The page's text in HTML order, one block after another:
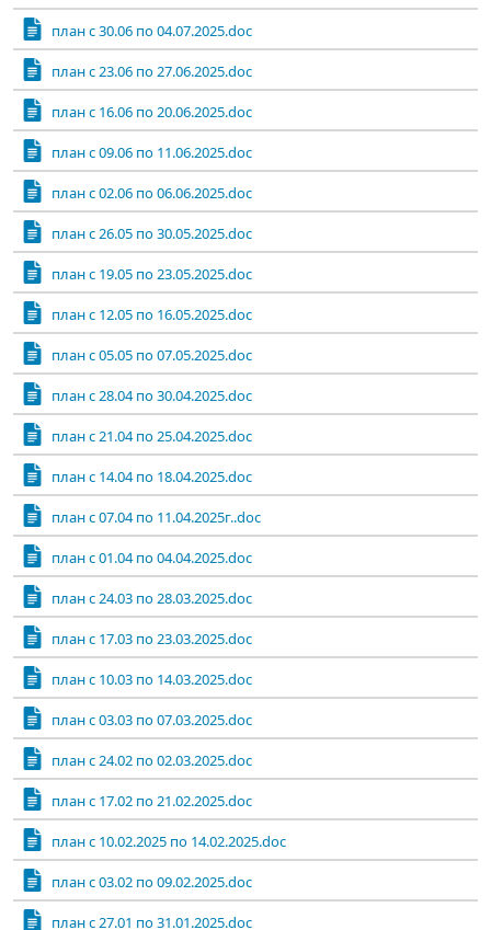
план с 30.06 по 04.07.2025.doc
план с 23.06 по 27.06.2025.doc
план с 16.06 по 20.06.2025.doc
план с 09.06 по 11.06.2025.doc
план с 02.06 по 06.06.2025.doc
план с 26.05 по 30.05.2025.doc
план с 19.05 по 23.05.2025.doc
план с 12.05 по 16.05.2025.doc
план с 05.05 по 07.05.2025.doc
план с 28.04 по 30.04.2025.doc
план с 21.04 по 25.04.2025.doc
план с 14.04 по 18.04.2025.doc
план с 07.04 по 11.04.2025г..doc
план с 01.04 по 04.04.2025.doc
план с 24.03 по 28.03.2025.doc
план с 17.03 по 23.03.2025.doc
план с 10.03 по 14.03.2025.doc
план с 03.03 по 07.03.2025.doc
план с 24.02 по 02.03.2025.doc
план с 17.02 по 21.02.2025.doc
план с 10.02.2025 по 14.02.2025.doc
план с 03.02 по 09.02.2025.doc
план с 27.01 по 31.01.2025.doc